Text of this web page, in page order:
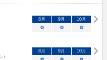
8月 9月 10月
○ ○ ○
ト
8月 9月 10月